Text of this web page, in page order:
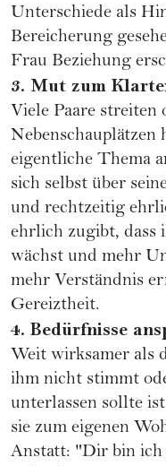
Unterschiede als
Bereicherung
Frau Beziehung
3. Mut zum
Viele Paare streiten
Nebenschauplätzen
eigentliche Thema
sich selbst über
und rechtzeitig
ehrlich zugibt, dass
wächst und mehr
mehr Verständnis
Gereiztheit.
4. Bedürfnisse
Weit wirksamer als
ihm nicht stimmt
unterlassen sollte
sie zum eigenen
Anstatt: "Dir bin ich